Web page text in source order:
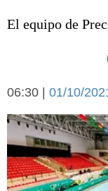
Deportes
Arte y cultura
Economía y
El equipo de
06:30 | 01/10/